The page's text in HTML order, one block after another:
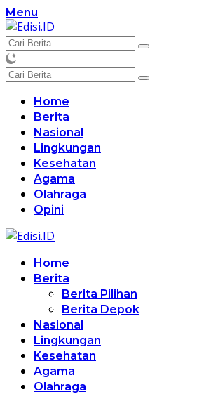
Langsung
ke
konten
Menu
Home
Berita
Nasional
Lingkungan
Kesehatan
Agama
Olahraga
Opini
Home
Berita
Berita Pilihan
Berita Depok
Nasional
Lingkungan
Kesehatan
Agama
Olahraga